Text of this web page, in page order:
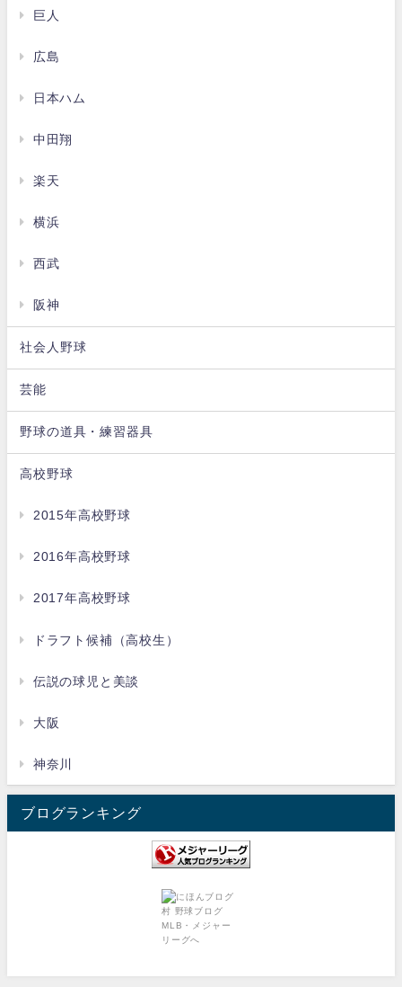
巨人
広島
日本ハム
中田翔
楽天
横浜
西武
阪神
社会人野球
芸能
野球の道具・練習器具
高校野球
2015年高校野球
2016年高校野球
2017年高校野球
ドラフト候補（高校生）
伝説の球児と美談
大阪
神奈川
ブログランキング